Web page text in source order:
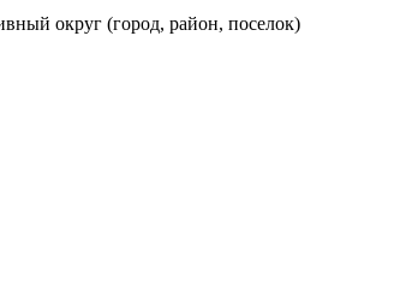
округ (город, район, поселок)